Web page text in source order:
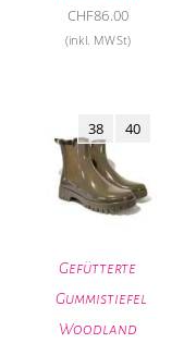
CHF86.00
(inkl. MWSt)
Gefütterte
Gummistiefel
Woodland
38 40